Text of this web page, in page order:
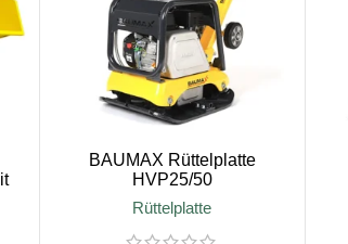
BAUMAX Rüttelplatte
HVP25/50
Rüttelplatte